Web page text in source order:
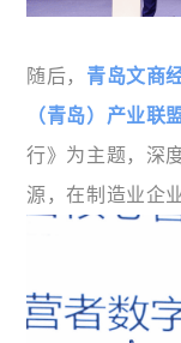
随后， 青岛文商
（青岛）产业联
行》为主题，深
源，在制造业企